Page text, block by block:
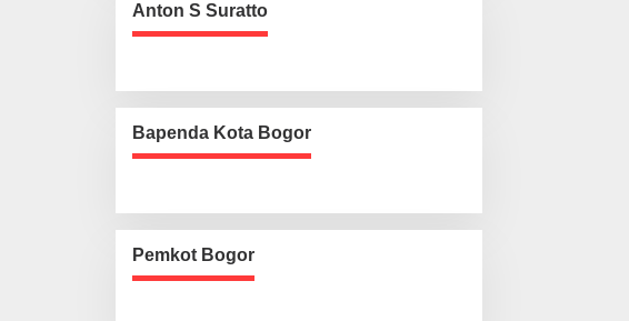
Anton S Suratto
Bapenda Kota Bogor
Pemkot Bogor